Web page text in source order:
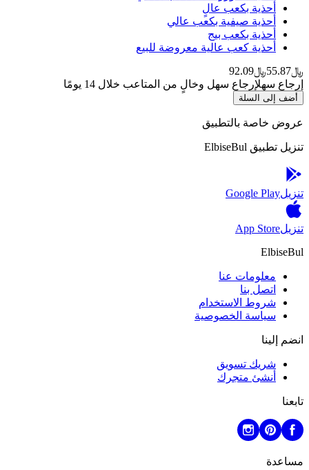
أحذية بكعب عالٍ
أحذية صيفية بكعب عالي
أحذية بكعب بيج
أحذية كعب عالية معروضة للبيع
﷼55.87
﷼92.09
إرجاع سهلإرجاع سهل وخالٍ من المتاعب خلال 14 يومًا
أضف إلى السلة
عروض خاصة بالتطبيق
تنزيل تطبيق ElbiseBul
تنزيلGoogle Play
تنزيلApp Store
ElbiseBul
معلومات عنا
اتصل بنا
شروط الاستخدام
سياسة الخصوصية
انضم إلينا
شريك تسويق
أنشئ متجرك
تابعنا
مساعدة